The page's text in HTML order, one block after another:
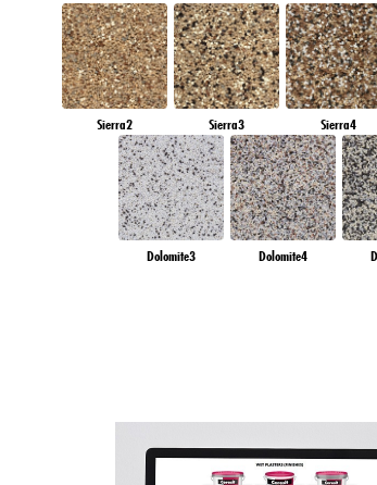
Sierra2 Sierra3 Sierra4
Dolomite3 Dolomite4